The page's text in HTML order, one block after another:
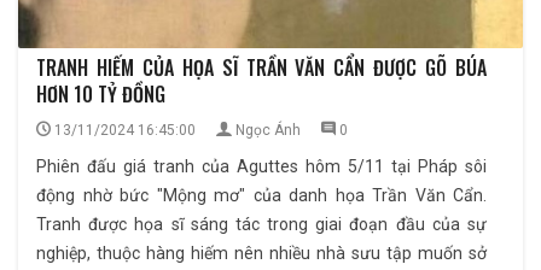
TRANH HIẾM CỦA HỌA SĨ TRẦN VĂN CẨN ĐƯỢC GÕ BÚA
HƠN 10 TỶ ĐỒNG
13/11/2024 16:45:00 Ngọc Ánh 0
Phiên đấu giá tranh của Aguttes hôm 5/11 tại Pháp sôi
động nhờ bức "Mộng mơ" của danh họa Trần Văn Cẩn.
Tranh được họa sĩ sáng tác trong giai đoạn đầu của sự
nghiệp, thuộc hàng hiếm nên nhiều nhà sưu tập muốn sở